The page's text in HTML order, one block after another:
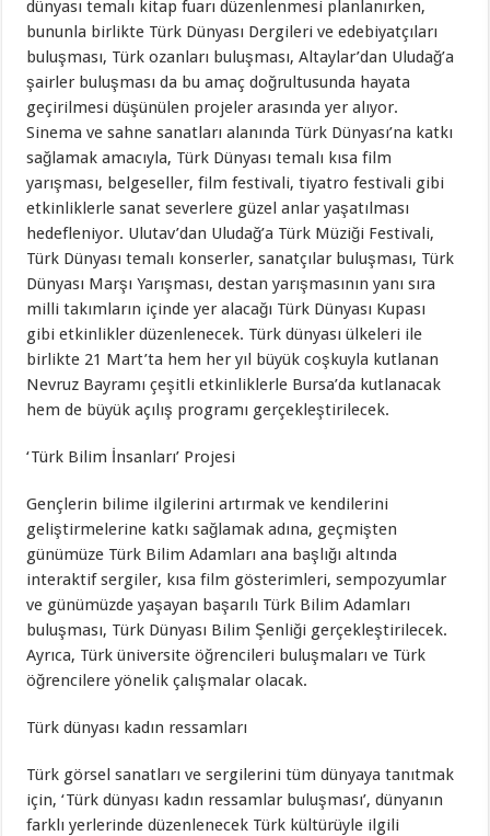
dünyası temalı kitap fuarı düzenlenmesi planlanırken,
bununla birlikte Türk Dünyası Dergileri ve edebiyatçıları
buluşması, Türk ozanları buluşması, Altaylar’dan Uludağ’a
şairler buluşması da bu amaç doğrultusunda hayata
geçirilmesi düşünülen projeler arasında yer alıyor.
Sinema ve sahne sanatları alanında Türk Dünyası’na katkı
sağlamak amacıyla, Türk Dünyası temalı kısa film
yarışması, belgeseller, film festivali, tiyatro festivali gibi
etkinliklerle sanat severlere güzel anlar yaşatılması
hedefleniyor. Ulutav’dan Uludağ’a Türk Müziği Festivali,
Türk Dünyası temalı konserler, sanatçılar buluşması, Türk
Dünyası Marşı Yarışması, destan yarışmasının yanı sıra
milli takımların içinde yer alacağı Türk Dünyası Kupası
gibi etkinlikler düzenlenecek. Türk dünyası ülkeleri ile
birlikte 21 Mart’ta hem her yıl büyük coşkuyla kutlanan
Nevruz Bayramı çeşitli etkinliklerle Bursa’da kutlanacak
hem de büyük açılış programı gerçekleştirilecek.
‘Türk Bilim İnsanları’ Projesi
Gençlerin bilime ilgilerini artırmak ve kendilerini
geliştirmelerine katkı sağlamak adına, geçmişten
günümüze Türk Bilim Adamları ana başlığı altında
interaktif sergiler, kısa film gösterimleri, sempozyumlar
ve günümüzde yaşayan başarılı Türk Bilim Adamları
buluşması, Türk Dünyası Bilim Şenliği gerçekleştirilecek.
Ayrıca, Türk üniversite öğrencileri buluşmaları ve Türk
öğrencilere yönelik çalışmalar olacak.
Türk dünyası kadın ressamları
Türk görsel sanatları ve sergilerini tüm dünyaya tanıtmak
için, ‘Türk dünyası kadın ressamlar buluşması’, dünyanın
farklı yerlerinde düzenlenecek Türk kültürüyle ilgili